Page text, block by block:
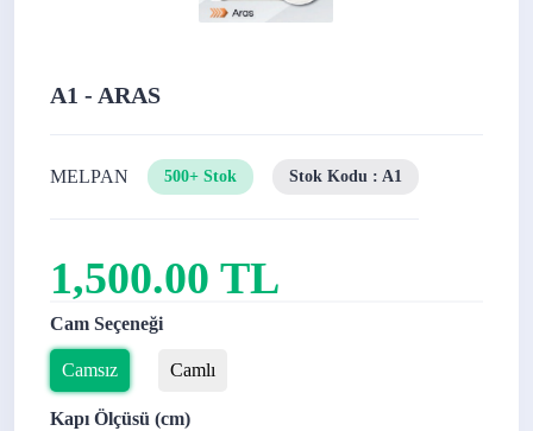
A1 - ARAS
MELPAN 500+ Stok Stok Kodu : A1
1,500.00 TL
Cam Seçeneği
Camsız Camlı
Kapı Ölçüsü (cm)